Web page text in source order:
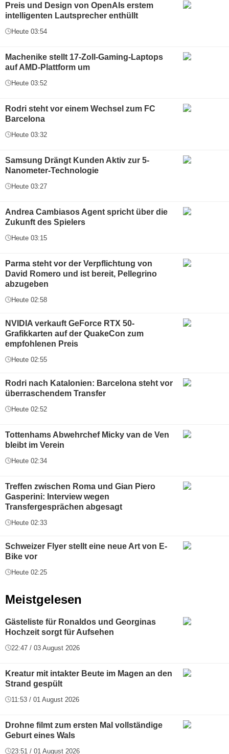
Preis und Design von OpenAIs erstem
intelligenten Lautsprecher enthüllt
Heute 03:54
Machenike stellt 17-Zoll-Gaming-Laptops
auf AMD-Plattform um
Heute 03:52
Rodri steht vor einem Wechsel zum FC
Barcelona
Heute 03:32
Samsung Drängt Kunden Aktiv zur 5-
Nanometer-Technologie
Heute 03:27
Andrea Cambiasos Agent spricht über die
Zukunft des Spielers
Heute 03:15
Parma steht vor der Verpflichtung von
David Romero und ist bereit, Pellegrino
abzugeben
Heute 02:58
NVIDIA verkauft GeForce RTX 50-
Grafikkarten auf der QuakeCon zum
empfohlenen Preis
Heute 02:55
Rodri nach Katalonien: Barcelona steht vor
überraschendem Transfer
Heute 02:52
Tottenhams Abwehrchef Micky van de Ven
bleibt im Verein
Heute 02:34
Treffen zwischen Roma und Gian Piero
Gasperini: Interview wegen
Transfergesprächen abgesagt
Heute 02:33
Schweizer Flyer stellt eine neue Art von E-
Bike vor
Heute 02:25
Meistgelesen
Gästeliste für Ronaldos und Georginas
Hochzeit sorgt für Aufsehen
22:47 / 03 August 2026
Kreatur mit intakter Beute im Magen an den
Strand gespült
11:53 / 01 August 2026
Drohne filmt zum ersten Mal vollständige
Geburt eines Wals
23:51 / 01 August 2026